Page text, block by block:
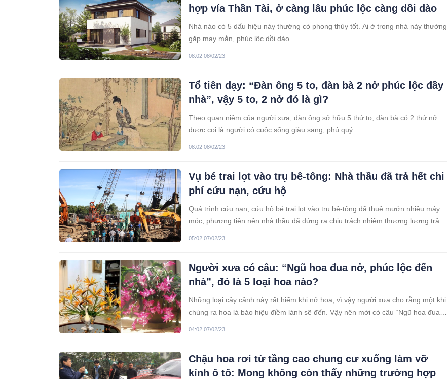
hợp vía Thần Tài, ở càng lâu phúc lộc càng dồi dào
Nhà nào có 5 dấu hiệu này thường có phong thủy tốt. Ai ở trong nhà này thường
gặp may mắn, phúc lộc dồi dào.
08:02 08/02/23
Tổ tiên dạy: “Đàn ông 5 to, đàn bà 2 nở phúc lộc đầy
nhà”, vậy 5 to, 2 nở đó là gì?
Theo quan niệm của người xưa, đàn ông sở hữu 5 thứ to, đàn bà có 2 thứ nở
được coi là người có cuộc sống giàu sang, phú quý.
08:02 08/02/23
Vụ bé trai lọt vào trụ bê-tông: Nhà thầu đã trả hết chi
phí cứu nạn, cứu hộ
Quá trình cứu nạn, cứu hộ bé trai lọt vào trụ bê-tông đã thuê mướn nhiều máy
móc, phương tiện nên nhà thầu đã đứng ra chịu trách nhiệm thương lượng trả
05:02 07/02/23
Người xưa có câu: “Ngũ hoa đua nở, phúc lộc đến
nhà”, đó là 5 loại hoa nào?
Những loại cây cảnh này rất hiếm khi nở hoa, vì vậy người xưa cho rằng một khi
chúng ra hoa là báo hiệu điềm lành sẽ đến. Vậy nên mới có câu “Ngũ hoa đua
04:02 07/02/23
Chậu hoa rơi từ tầng cao chung cư xuống làm vỡ
kính ô tô: Mong không còn thấy những trường hợp